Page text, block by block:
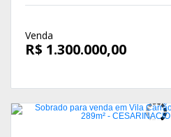
Venda
R$ 1.300.000,00